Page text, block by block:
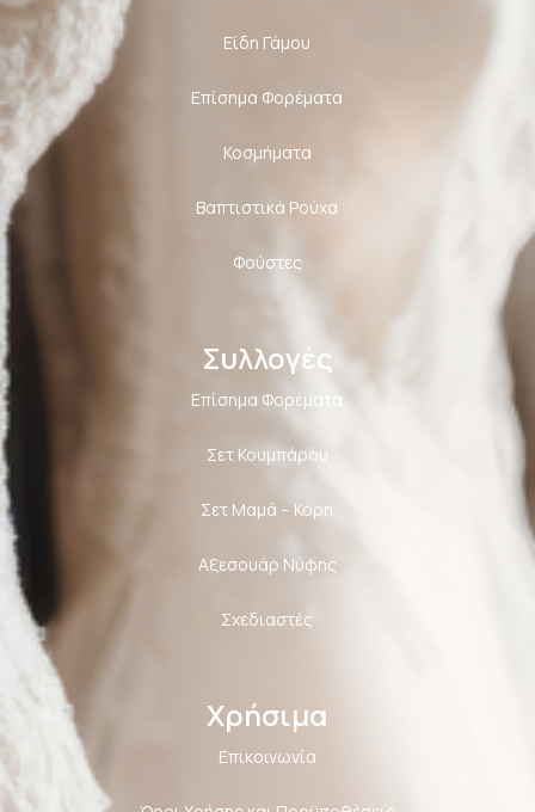
Είδη Γάμου
Επίσημα Φορέματα
Κοσμήματα
Βαπτιστικά Ρούχα
Φούστες
Συλλογές
Επίσημα Φορέματα
Σετ Κουμπάρου
Σετ Μαμά – Κόρη
Αξεσουάρ Νύφης
Σχεδιαστές
Χρήσιμα
Επικοινωνία